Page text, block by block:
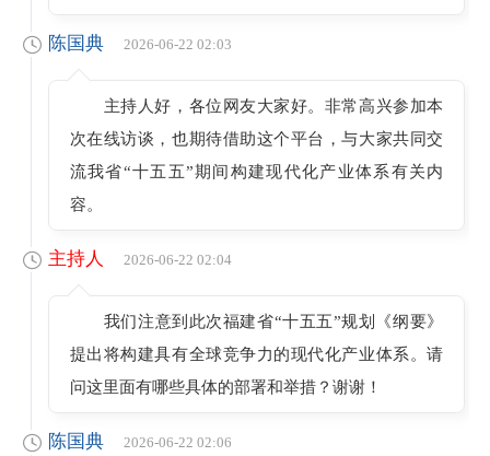
陈国典 2026-06-22 02:03
主持人好，各位网友大家好。非常高兴参加本
次在线访谈，也期待借助这个平台，与大家共同交
流我省“十五五”期间构建现代化产业体系有关内
容。
主持人 2026-06-22 02:04
我们注意到此次福建省“十五五”规划《纲要》
提出将构建具有全球竞争力的现代化产业体系。请
问这里面有哪些具体的部署和举措？谢谢！
陈国典 2026-06-22 02:06